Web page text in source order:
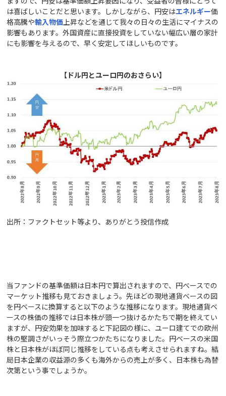
は喜ばしいことだと思います。しかしながら、円安はエネルギー価
格高騰や輸入物価上昇などを通じて我々の日々の生活にマイナスの
影響もあります。外国資産に直接投資をしていない幅広い層の家計
にも影響を与えるので、早く安定してほしいものです。
【ドル円とユーロ円のおさらい】
出所：ファクトセット等より、ありがとう投信作成
当ファンドの基準価額は日本円で算出されますので、円ベースでの
マーケット推移も見ておきましょう。先ほどの現地通貨ベースの図
を円ベースに換算すると以下のような推移になります。現地通貨ベ
ースの株価の推移では日本株が頭一つ抜けるかたちで期を終えてい
ますが、円安効果を加味すると下記図の様に、ユーロ建てでの欧州
株の堅調さがいっそう際立つかたちになりました。円ベースの米国
株と日本株がほぼ同じ推移をしている点も考えさせられますね。結
局日本企業の収益源の多くも海外からの売上が多く、日本株も為替
次第という事でしょうか。